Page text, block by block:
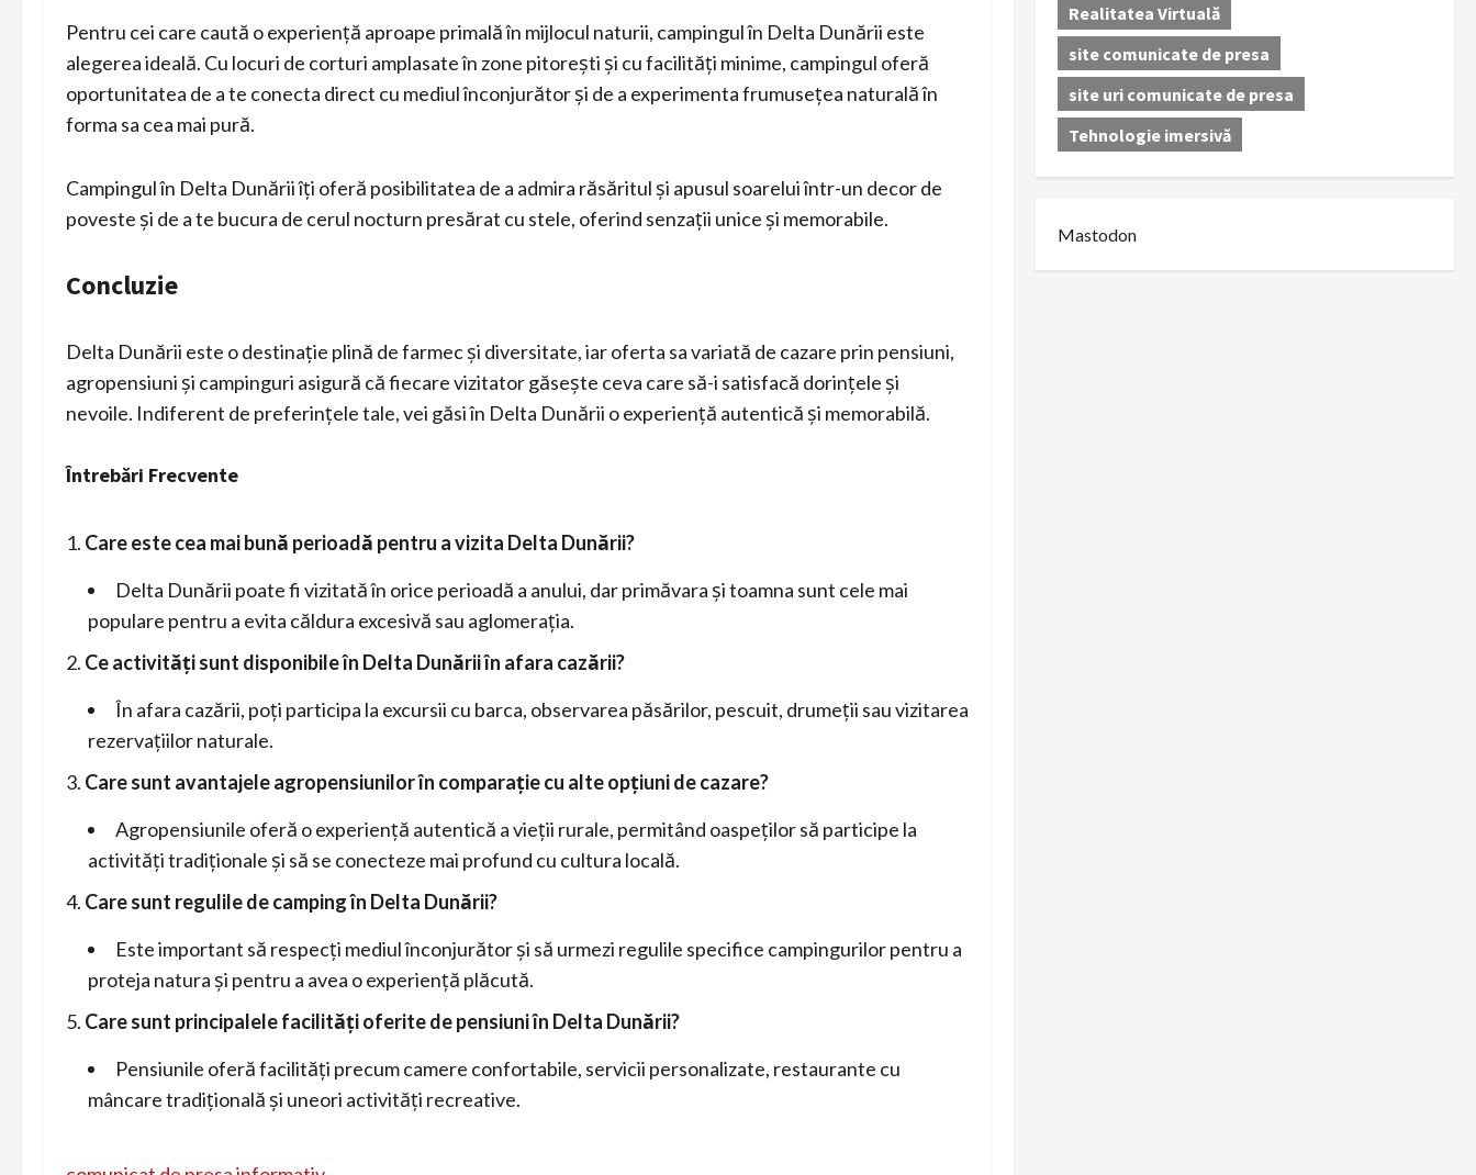
Pentru cei care caută o experiență aproape primală în mijlocul naturii, campingul în Delta Dunării este
alegerea ideală. Cu locuri de corturi amplasate în zone pitorești și cu facilități minime, campingul oferă
oportunitatea de a te conecta direct cu mediul înconjurător și de a experimenta frumusețea naturală în
forma sa cea mai pură.
Campingul în Delta Dunării îți oferă posibilitatea de a admira răsăritul și apusul soarelui într-un decor de
poveste și de a te bucura de cerul nocturn presărat cu stele, oferind senzații unice și memorabile.
Concluzie
Delta Dunării este o destinație plină de farmec și diversitate, iar oferta sa variată de cazare prin pensiuni,
agropensiuni și campinguri asigură că fiecare vizitator găsește ceva care să-i satisfacă dorințele și
nevoile. Indiferent de preferințele tale, vei găsi în Delta Dunării o experiență autentică și memorabilă.
Întrebări Frecvente
Care este cea mai bună perioadă pentru a vizita Delta Dunării?
Delta Dunării poate fi vizitată în orice perioadă a anului, dar primăvara și toamna sunt cele mai
populare pentru a evita căldura excesivă sau aglomerația.
Ce activități sunt disponibile în Delta Dunării în afara cazării?
În afara cazării, poți participa la excursii cu barca, observarea păsărilor, pescuit, drumeții sau vizitarea
rezervațiilor naturale.
Care sunt avantajele agropensiunilor în comparație cu alte opțiuni de cazare?
Agropensiunile oferă o experiență autentică a vieții rurale, permitând oaspeților să participe la
activități tradiționale și să se conecteze mai profund cu cultura locală.
Care sunt regulile decamping în Delta Dunării?
Este important să respecți mediul înconjurător și să urmezi regulile specifice campingurilor pentru a
proteja natura și pentru a avea o experiență plăcută.
Care sunt principalele facilități oferite depensiuni în Delta Dunării?
Pensiunile oferă facilități precum camere confortabile, servicii personalizate, restaurante cu
mâncare tradițională și uneori activități recreative.
Realitatea Virtuală
site comunicate de presa
site uri comunicate de presa
Tehnologie imersivă
Mastodon